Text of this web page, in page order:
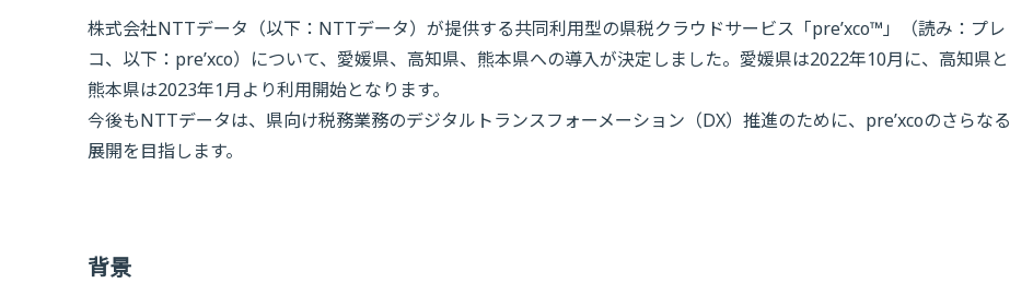
株式会社NTTデータ（以下：NTTデータ）が提供する共同利用型の県税クラウドサービス「pre’xco™」（読み：プレ
コ、以下：pre’xco）について、愛媛県、高知県、熊本県への導入が決定しました。愛媛県は2022年10月に、高知県と
熊本県は2023年1月より利用開始となります。
今後もNTTデータは、県向け税務業務のデジタルトランスフォーメーション（DX）推進のために、pre’xcoのさらなる
展開を目指します。
背景